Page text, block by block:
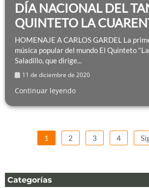
DÍA NACIONAL DEL
QUINTETO LA
HOMENAJE A CARLOS GARDEL La
música popular del mundo El Quinteto
Saladillo, que dirige...
11 de diciembre de 2020
Continuar leyendo
1 2 3 4
Categorías